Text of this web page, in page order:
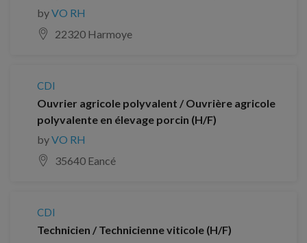
byVO RH
22320 Harmoye
CDI
Ouvrier agricole polyvalent / Ouvrière agricole
polyvalente en élevage porcin (H/F)
byVO RH
35640 Eancé
CDI
Technicien / Technicienne viticole (H/F)